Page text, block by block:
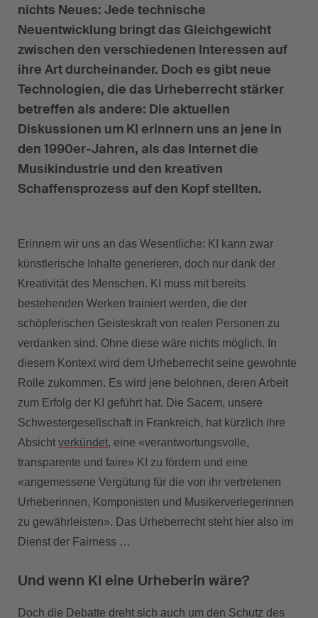
nichts Neues: Jede technische
Neuentwicklung bringt das Gleichgewicht
zwischen den verschiedenen Interessen auf
ihre Art durcheinander. Doch es gibt neue
Technologien, die das Urheberrecht stärker
betreffen als andere: Die aktuellen
Diskussionen um KI erinnern uns an jene in
den 1990er-Jahren, als das Internet die
Musikindustrie und den kreativen
Schaffensprozess auf den Kopf stellten.
Erinnern wir uns an das Wesentliche: KI kann zwar
künstlerische Inhalte generieren, doch nur dank der
Kreativität des Menschen. KI muss mit bereits
bestehenden Werken trainiert werden, die der
schöpferischen Geisteskraft von realen Personen zu
verdanken sind. Ohne diese wäre nichts möglich. In
diesem Kontext wird dem Urheberrecht seine gewohnte
Rolle zukommen. Es wird jene belohnen, deren Arbeit
zum Erfolg der KI geführt hat. Die Sacem, unsere
Schwestergesellschaft in Frankreich, hat kürzlich ihre
Absicht verkündet, eine «verantwortungsvolle,
transparente und faire» KI zu fördern und eine
«angemessene Vergütung für die von ihr vertretenen
Urheberinnen, Komponisten und Musikerverlegerinnen
zu gewährleisten». Das Urheberrecht steht hier also im
Dienst der Fairness …
Und wenn KI eine Urheberin wäre?
Doch die Debatte dreht sich auch um den Schutz des